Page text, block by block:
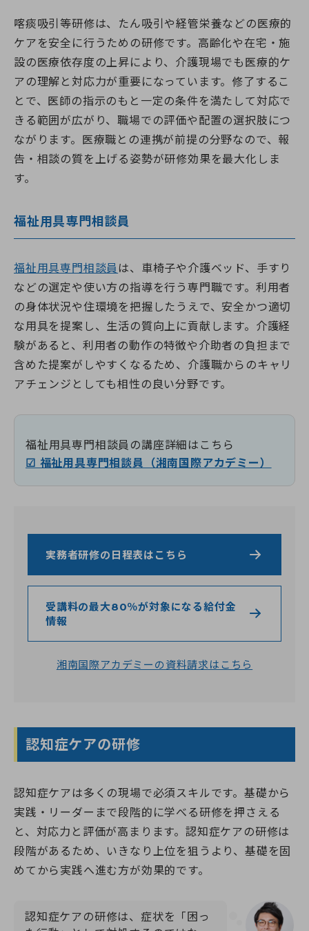
喀痰吸引等研修は、たん吸引や経管栄養などの医療的
ケアを安全に行うための研修です。高齢化や在宅・施
設の医療依存度の上昇により、介護現場でも医療的ケ
アの理解と対応力が重要になっています。修了するこ
とで、医師の指示のもと一定の条件を満たして対応で
きる範囲が広がり、職場での評価や配置の選択肢につ
ながります。医療職との連携が前提の分野なので、報
告・相談の質を上げる姿勢が研修効果を最大化しま
す。
福祉用具専門相談員
福祉用具専門相談員 は、車椅子や介護ベッド、手すり
などの選定や使い方の指導を行う専門職です。利用者
の身体状況や住環境を把握したうえで、安全かつ適切
な用具を提案し、生活の質向上に貢献します。介護経
験があると、利用者の動作の特徴や介助者の負担まで
含めた提案がしやすくなるため、介護職からのキャリ
アチェンジとしても相性の良い分野です。
福祉用具専門相談員の講座詳細はこちら
☑ 福祉用具専門相談員（湘南国際アカデミー）
実務者研修の日程表はこちら
受講料の最大80％が対象になる給付金
情報
湘南国際アカデミーの資料請求はこちら
認知症ケアの研修
認知症ケアは多くの現場で必須スキルです。基礎から
実践・リーダーまで段階的に学べる研修を押さえる
と、対応力と評価が高まります。認知症ケアの研修は
段階があるため、いきなり上位を狙うより、基礎を固
めてから実践へ進む方が効果的です。
認知症ケアの研修は、症状を「困っ